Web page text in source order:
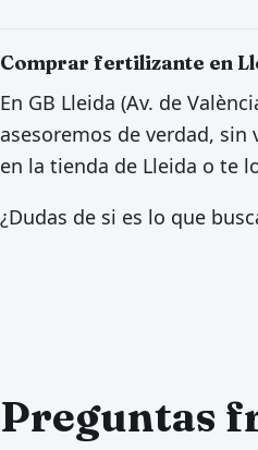
Comprar fertilizante en
En GB Lleida (Av. de
asesoremos de verdad,
en la tienda de Lleida o te
¿Dudas de si es lo que
Preguntas